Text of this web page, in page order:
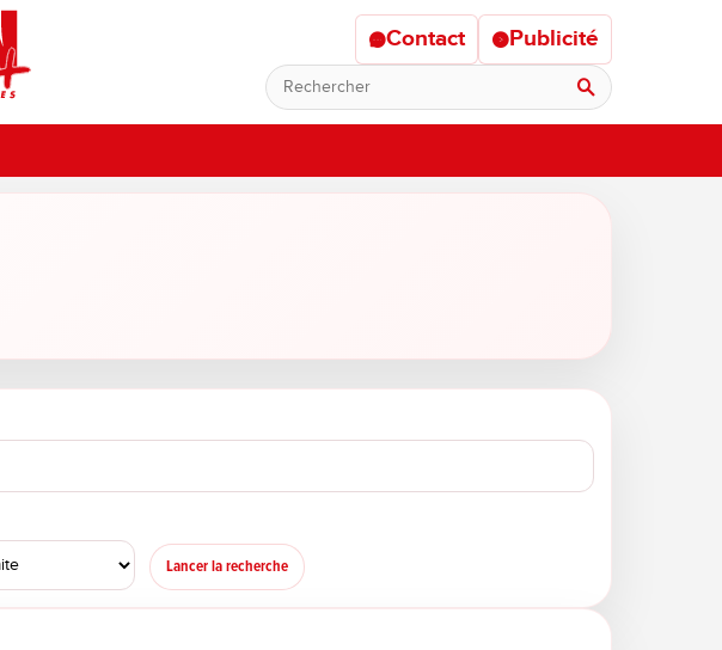
Contact Publicité
Rechercher
Lancer la recherche